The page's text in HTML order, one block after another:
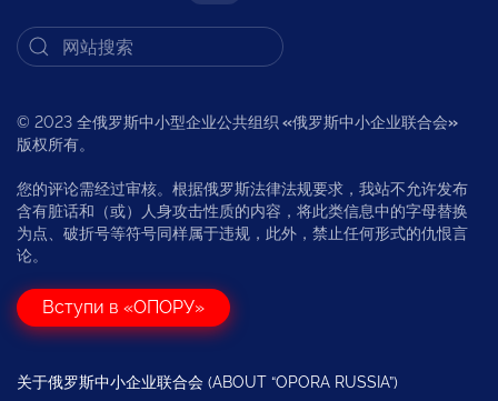
© 2023 全俄罗斯中小型企业公共组织 «俄罗斯中小企业联合会»
版权所有。
您的评论需经过审核。根据俄罗斯法律法规要求，我站不允许发布
含有脏话和（或）人身攻击性质的内容，将此类信息中的字母替换
为点、破折号等符号同样属于违规，此外，禁止任何形式的仇恨言
论。
Вступи в «ОПОРУ»
关于俄罗斯中小企业联合会 (ABOUT “OPORA RUSSIA”)